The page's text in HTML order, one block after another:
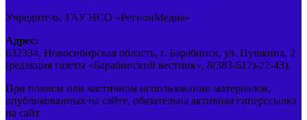
Учредитель: ГАУ НСО «РегионМедиа»
Адрес:
632334, Новосибирская область, г. Барабинск, ул. Пушкина, 2
(редакция газеты «Барабинский вестник», 8(383-612)-22-43).
При полном или частичном использовании материалов,
опубликованных на сайте, обязательна активная гиперссылка
на сайт